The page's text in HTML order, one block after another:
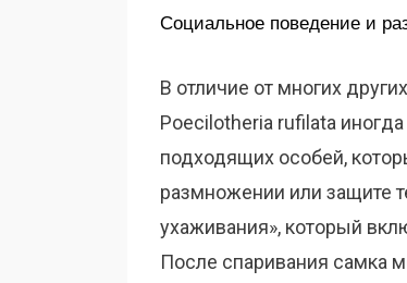
Социальное поведение и
В отличие от многих
Poecilotheria rufilata
подходящих особей,
размножении или защите
ухаживания», который
После спаривания самка